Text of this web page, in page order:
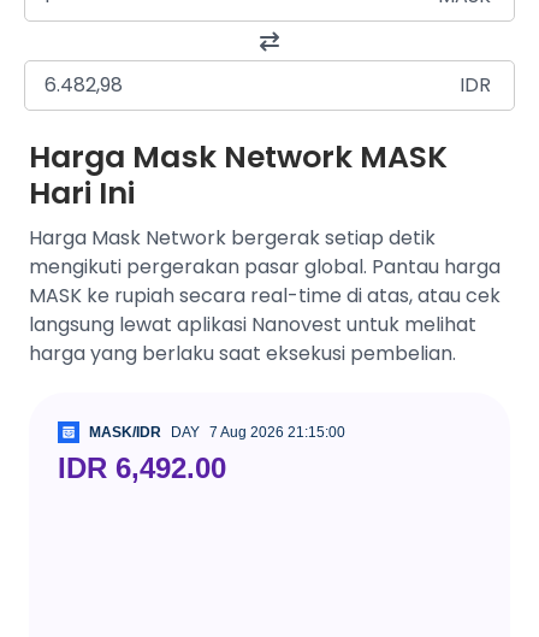
IDR
Harga Mask Network MASK
Hari Ini
Harga Mask Network bergerak setiap detik
mengikuti pergerakan pasar global. Pantau harga
MASK ke rupiah secara real-time di atas, atau cek
langsung lewat aplikasi Nanovest untuk melihat
harga yang berlaku saat eksekusi pembelian.
MASK/IDR DAY 7 Aug 2026 21:15:00
IDR 6,492.00